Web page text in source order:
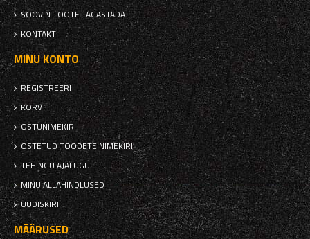
SOOVIN TOOTE TAGASTADA
KONTAKTI
MINU KONTO
REGISTREERI
KORV
OSTUNIMEKIRI
OSTETUD TOODETE NIMEKIRI
TEHINGU AJALUGU
MINU ALLAHINDLUSED
UUDISKIRI
MÄÄRUSED